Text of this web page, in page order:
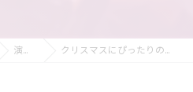
演奏の動画 クリスマスにぴったりの曲を３人で連弾しました🎀🎵🎁